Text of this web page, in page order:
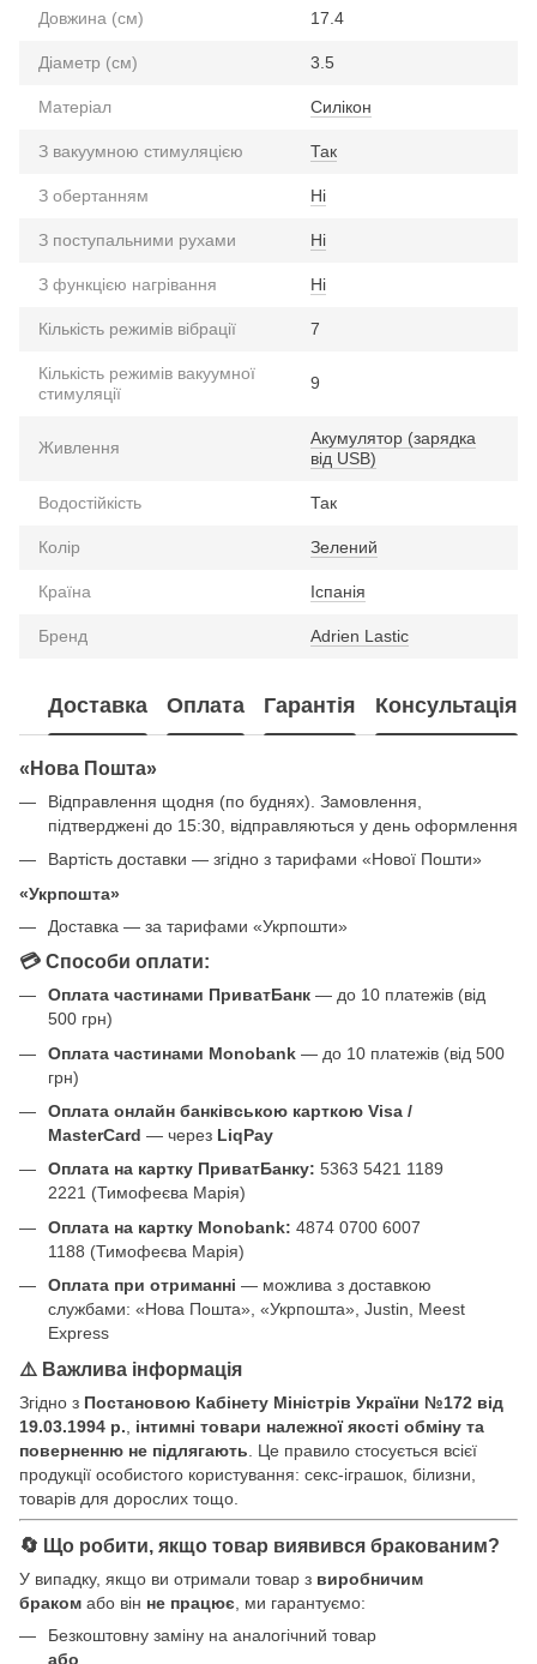
Довжина (см) 17.4
Діаметр (см) 3.5
Матеріал Силікон
З вакуумною стимуляцією Так
З обертанням Ні
З поступальними рухами Ні
З функцією нагрівання Ні
Кількість режимів вібрації 7
Кількість режимів вакуумної
стимуляції
9
Живлення
Акумулятор (зарядка
від USB)
Водостійкість Так
Колір Зелений
Країна Іспанія
Бренд Adrien Lastic
Доставка Оплата Гарантія Консультація
«Нова Пошта»
Відправлення щодня (по буднях). Замовлення,
підтверджені до 15:30, відправляються у день оформлення
Вартість доставки — згідно з тарифами «Нової Пошти»
«Укрпошта»
Доставка — за тарифами «Укрпошти»
💳 Способи оплати:
Оплата частинами ПриватБанк — до 10 платежів (від
500 грн)
Оплата частинами Monobank — до 10 платежів (від 500
грн)
Оплата онлайн банківською карткою Visa /
MasterCard — через LiqPay
Оплата на картку ПриватБанку: 5363 5421 1189
2221 (Тимофеєва Марія)
Оплата на картку Monobank: 4874 0700 6007
1188 (Тимофеєва Марія)
Оплата при отриманні — можлива з доставкою
службами: «Нова Пошта», «Укрпошта», Justin, Meest
Express
⚠️ Важлива інформація
Згідно з Постановою Кабінету Міністрів України №172 від
19.03.1994 р.
інтимні товари належної якості обміну та
поверненню не підлягають . Це правило стосується всієї
продукції особистого користування: секс-іграшок, білизни,
товарів для дорослих тощо.
🔄 Що робити, якщо товар виявився бракованим?
У випадку, якщо ви отримали товар з виробничим
браком або він не працює, ми гарантуємо:
Безкоштовну заміну на аналогічний товар
або